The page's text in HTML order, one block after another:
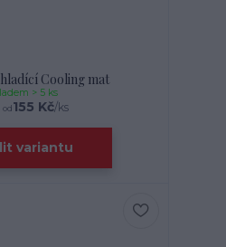
Cooling mat
155 Kč/ks
> 5 ks
variantu